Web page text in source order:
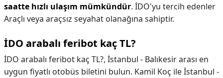
saatte hızlı ulaşım mümkündür. İDO'yu tercih edenler
Araçlı veya araçsız seyahat olanağına sahiptir.
İDO arabalı feribot kaç TL?
İDO arabalı feribot kaç TL?, İstanbul - Balıkesir arası en
uygun fiyatlı otobüs biletini bulun. Kamil Koç ile İstanbul -